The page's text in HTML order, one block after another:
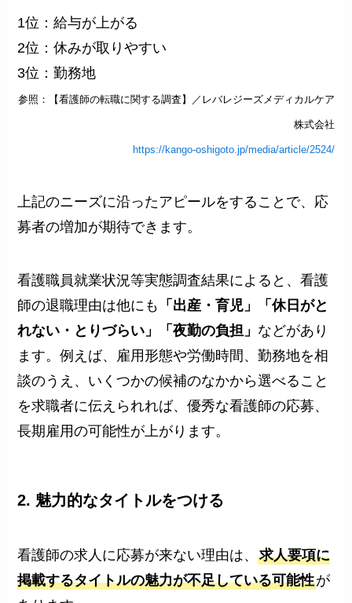
1位：給与が上がる
2位：休みが取りやすい
3位：勤務地
参照：【看護師の転職に関する調査】／レバレジーズメディカルケア
株式会社
https://kango-oshigoto.jp/media/article/2524/
上記のニーズに沿ったアピールをすることで、応
募者の増加が期待できます。
看護職員就業状況等実態調査結果によると、看護
師の退職理由は他にも 「出産・育児」「休日がと
れない・とりづらい」「夜勤の負担」 などがあり
ます。例えば、雇用形態や労働時間、勤務地を相
談のうえ、いくつかの候補のなかから選べること
を求職者に伝えられれば、優秀な看護師の応募、
長期雇用の可能性が上がります。
2. 魅力的なタイトルをつける
看護師の求人に応募が来ない理由は、求人要項に
掲載するタイトルの魅力が不足している可能性が